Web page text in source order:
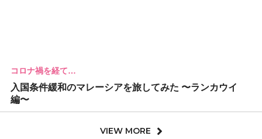
コロナ禍を経て…
入国条件緩和のマレーシアを旅してみた 〜ランカウイ
編〜
VIEW MORE